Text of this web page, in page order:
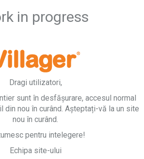
in progress
Dragi utilizatori,
sunt în desfășurare, accesul normal
din nou în curând. Așteptați-vă la un site
nou în curând.
pentru intelegere!
Echipa site-ului